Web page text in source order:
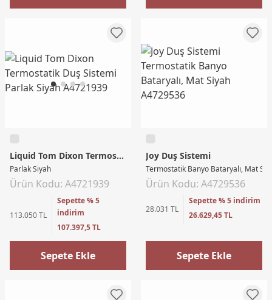
Liquid Tom Dixon Termostatik Duş Sistemi
Parlak Siyah
Ürün Kodu: A4721939
113.050 TL
Sepette % 5
indirim
107.397,5 TL
Sepete Ekle
Joy Duş Sistemi
Termostatik Banyo Bataryalı, Mat
Ürün Kodu: A4729536
28.031 TL
Sepette % 5 indirim
26.629,45 TL
Sepete Ekle